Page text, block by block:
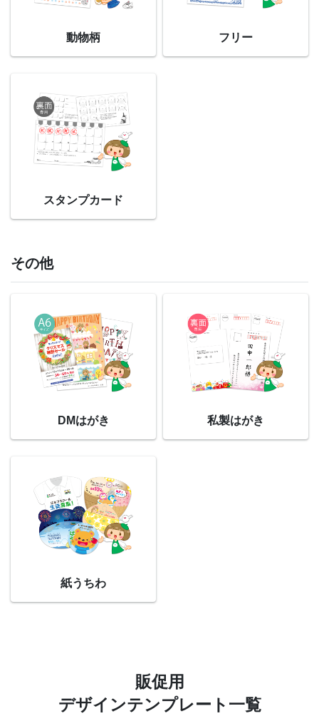
動物柄 フリー
スタンプカード
その他
DMはがき 私製はがき
紙うちわ
販促用
デザインテンプレート一覧